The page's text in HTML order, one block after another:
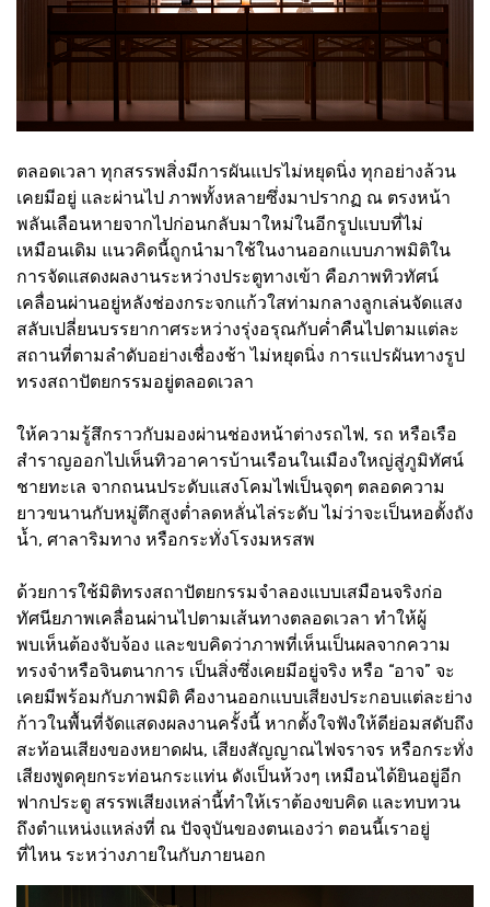
ตลอดเวลา ทุกสรรพสิ่งมีการผันแปรไม่หยุดนิ่ง ทุกอย่างล้วน
เคยมีอยู่ และผ่านไป ภาพทั้งหลายซึ่งมาปรากฏ ณ ตรงหน้า
พลันเลือนหายจากไปก่อนกลับมาใหม่ในอีกรูปแบบที่ไม่
เหมือนเดิม แนวคิดนี้ถูกนำมาใช้ในงานออกแบบภาพมิติใน
การจัดแสดงผลงานระหว่างประตูทางเข้า คือภาพทิวทัศน์
เคลื่อนผ่านอยู่หลังช่องกระจกแก้วใสท่ามกลางลูกเล่นจัดแสง
สลับเปลี่ยนบรรยากาศระหว่างรุ่งอรุณกับค่ำคืนไปตามแต่ละ
สถานที่ตามลำดับอย่างเชื่องช้า ไม่หยุดนิ่ง การแปรผันทางรูป
ทรงสถาปัตยกรรมอยู่ตลอดเวลา
ให้ความรู้สึกราวกับมองผ่านช่องหน้าต่างรถไฟ, รถ หรือเรือ
สำราญออกไปเห็นทิวอาคารบ้านเรือนในเมืองใหญ่สู่ภูมิทัศน์
ชายทะเล จากถนนประดับแสงโคมไฟเป็นจุดๆ ตลอดความ
ยาวขนานกับหมู่ตึกสูงต่ำลดหลั่นไล่ระดับ ไม่ว่าจะเป็นหอตั้งถัง
น้ำ, ศาลาริมทาง หรือกระทั่งโรงมหรสพ
ด้วยการใช้มิติทรงสถาปัตยกรรมจำลองแบบเสมือนจริงก่อ
ทัศนียภาพเคลื่อนผ่านไปตามเส้นทางตลอดเวลา ทำให้ผู้
พบเห็นต้องจับจ้อง และขบคิดว่าภาพที่เห็นเป็นผลจากความ
ทรงจำหรือจินตนาการ เป็นสิ่งซึ่งเคยมีอยู่จริง หรือ “อาจ” จะ
เคยมีพร้อมกับภาพมิติ คืองานออกแบบเสียงประกอบแต่ละย่าง
ก้าวในพื้นที่จัดแสดงผลงานครั้งนี้ หากตั้งใจฟังให้ดีย่อมสดับถึง
สะท้อนเสียงของหยาดฝน, เสียงสัญญาณไฟจราจร หรือกระทั่ง
เสียงพูดคุยกระท่อนกระแท่น ดังเป็นห้วงๆ เหมือนได้ยินอยู่อีก
ฟากประตู สรรพเสียงเหล่านี้ทำให้เราต้องขบคิด และทบทวน
ถึงตำแหน่งแหล่งที่ ณ ปัจจุบันของตนเองว่า ตอนนี้เราอยู่
ที่ไหน ระหว่างภายในกับภายนอก